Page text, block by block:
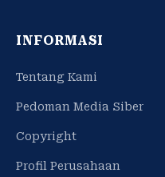
INFORMASI
Tentang Kami
Pedoman Media Siber
Copyright
Profil Perusahaan